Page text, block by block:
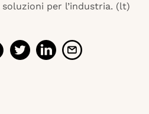
per l’industria. (lt)